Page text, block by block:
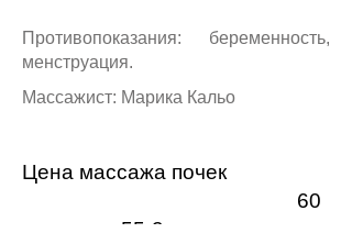
Противопоказания: беременность,
менструация.
Массажист: Марика Кальо
Цена массажа почек
60
мин 55 €